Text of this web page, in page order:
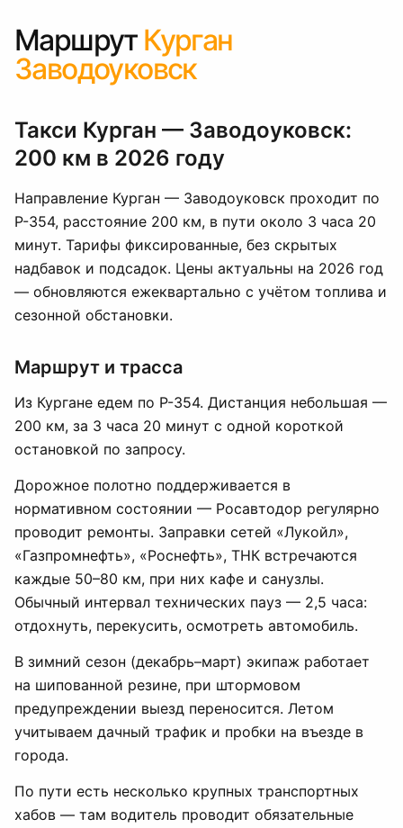
Маршрут Курган
Заводоуковск
Такси Курган — Заводоуковск:
200 км в 2026 году
Направление Курган — Заводоуковск проходит по
Р-354, расстояние 200 км, в пути около 3 часа 20
минут. Тарифы фиксированные, без скрытых
надбавок и подсадок. Цены актуальны на 2026 год
— обновляются ежеквартально с учётом топлива и
сезонной обстановки.
Маршрут и трасса
Из Кургане едем по Р-354. Дистанция небольшая —
200 км, за 3 часа 20 минут с одной короткой
остановкой по запросу.
Дорожное полотно поддерживается в
нормативном состоянии — Росавтодор регулярно
проводит ремонты. Заправки сетей «Лукойл»,
«Газпромнефть», «Роснефть», ТНК встречаются
каждые 50–80 км, при них кафе и санузлы.
Обычный интервал технических пауз — 2,5 часа:
отдохнуть, перекусить, осмотреть автомобиль.
В зимний сезон (декабрь–март) экипаж работает
на шипованной резине, при штормовом
предупреждении выезд переносится. Летом
учитываем дачный трафик и пробки на въезде в
города.
По пути есть несколько крупных транспортных
хабов — там водитель проводит обязательные